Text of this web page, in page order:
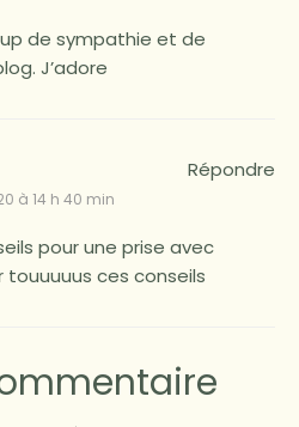
de sympathie et de
J’adore
à 14 h 40 min
pour une prise avec
ces conseils
Répondre